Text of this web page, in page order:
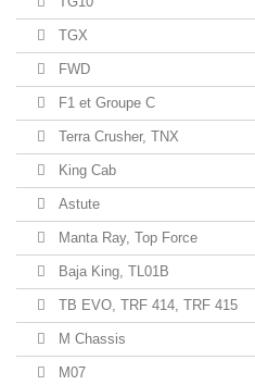
TGX
FWD
F1 et Groupe C
Terra Crusher, TNX
King Cab
Astute
Manta Ray, Top Force
Baja King, TL01B
TB EVO, TRF 414, TRF 415
M Chassis
M07